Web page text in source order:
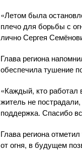
«Летом была
плечо для борьбы с
лично Сергея
Глава региона
обеспечила тушение
«Каждый, кто работал
житель не
поддержка. Спасибо
Глава региона
от огня, в будущем